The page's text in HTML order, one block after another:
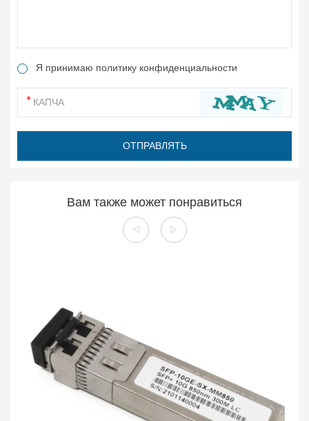
Я принимаю политику конфиденциальности
Вам также может понравиться